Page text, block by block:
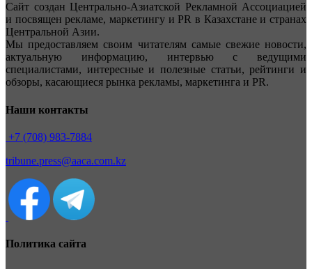
Сайт создан Центрально-Азиатской Рекламной Ассоциацией
и посвящен рекламе, маркетингу и PR в Казахстане и странах
Центральной Азии.
Мы предоставляем своим читателям самые свежие новости,
актуальную информацию, интервью с ведущими
специалистами, интересные и полезные статьи, рейтинги и
обзоры, касающиеся рынка рекламы, маркетинга и PR.
Наши контакты
+7 (708) 983-7884
tribune.press@aaca.com.kz
Политика сайта